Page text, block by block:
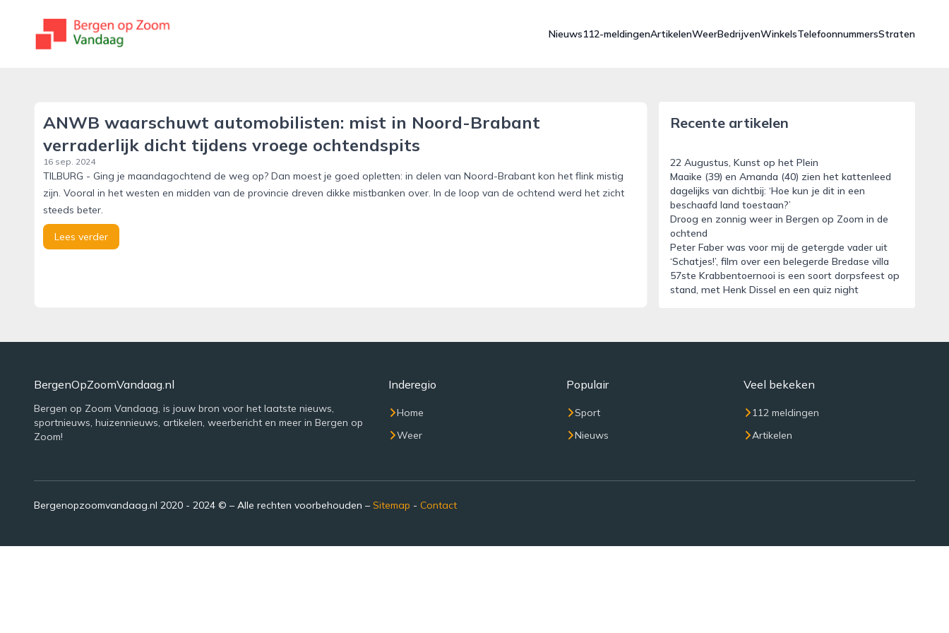
bergenopzoomvandaag.nl
Nieuws112-meldingenArtikelenWeerBedrijvenWinkelsTelefoonnummersStraten
ANWB waarschuwt automobilisten: mist in Noord-Brabant
verraderlijk dicht tijdens vroege ochtendspits
16 sep. 2024
TILBURG - Ging je maandagochtend de weg op? Dan moest je goed opletten: in delen van Noord-Brabant kon het flink mistig
zijn. Vooral in het westen en midden van de provincie dreven dikke mistbanken over. In de loop van de ochtend werd het zicht
steeds beter.
Lees verder
Recente artikelen
22 Augustus, Kunst op het Plein
Maaike (39) en Amanda (40) zien het kattenleed
dagelijks van dichtbij: ‘Hoe kun je dit in een
beschaafd land toestaan?’
Droog en zonnig weer in Bergen op Zoom in de
ochtend
Peter Faber was voor mij de getergde vader uit
‘Schatjes!’, film over een belegerde Bredase villa
57ste Krabbentoernooi is een soort dorpsfeest op
stand, met Henk Dissel en een quiz night
BergenOpZoomVandaag.nl
Bergen op Zoom Vandaag, is jouw bron voor het laatste nieuws,
sportnieuws, huizennieuws, artikelen, weerbericht en meer in Bergen op
Zoom!
Inderegio
Home
Weer
Populair
Sport
Nieuws
Veel bekeken
112 meldingen
Artikelen
Bergenopzoomvandaag.nl 2020 - 2024 © – Alle rechten voorbehouden – Sitemap - Contact